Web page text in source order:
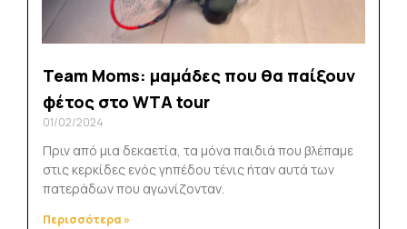
Team Moms: μαμάδες που θα παίξουν
φέτος στο WTA tour
01/02/2024
Πριν από μια δεκαετία, τα μόνα παιδιά που βλέπαμε
στις κερκίδες ενός γηπέδου τένις ήταν αυτά των
πατεράδων που αγωνίζονταν.
Περισσότερα »